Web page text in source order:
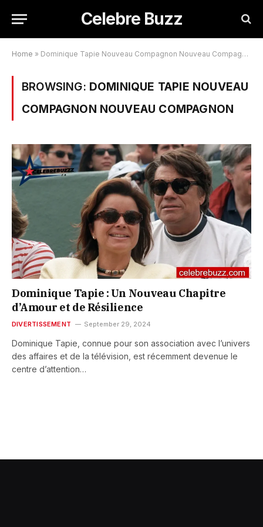
Celebre Buzz
Home » Dominique Tapie Nouveau Compagnon Nouveau Compagnon
BROWSING: DOMINIQUE TAPIE NOUVEAU
COMPAGNON NOUVEAU COMPAGNON
Dominique Tapie : Un Nouveau Chapitre
d’Amour et de Résilience
DIVERTISSEMENT September 29, 2024
Dominique Tapie, connue pour son association avec l’univers
des affaires et de la télévision, est récemment devenue le
centre d’attention…